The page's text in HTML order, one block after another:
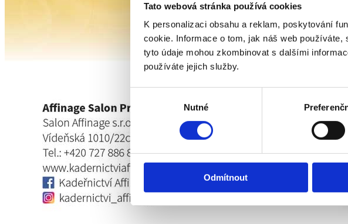
Tato webová stránka používá cookies
K personalizaci obsahu a reklam, poskytování
cookie. Informace o tom, jak náš web
tyto údaje mohou zkombinovat s dalšími
používáte jejich služby.
souhlasu
Nutné
Odmítnout